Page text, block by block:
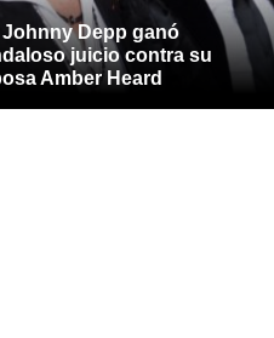
Depp ganó
juicio contra su
Amber Heard